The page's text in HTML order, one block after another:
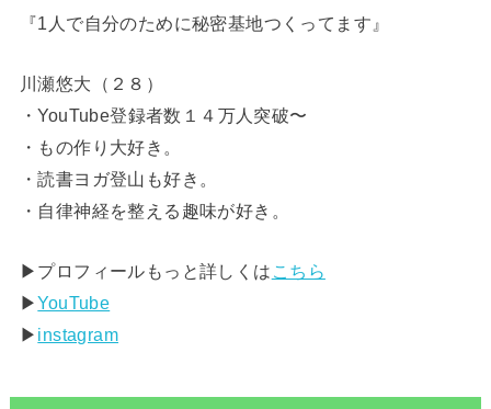
『1人で自分のために秘密基地つくってます』
川瀬悠大（２８）
・YouTube登録者数１４万人突破〜
・もの作り大好き。
・読書ヨガ登山も好き。
・自律神経を整える趣味が好き。
▶︎プロフィールもっと詳しくは こちら
▶︎YouTube
▶︎ instagram